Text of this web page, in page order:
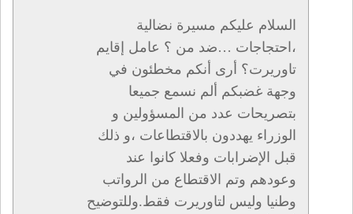
السلام عليكم مسيرة نضالية
،احتجاجات …ضد من ؟ عامل إقايم
تاوريرت؟ أرى أنكم مخطئون في
وجهة غضبكم ألم نسمع جميعا
بتصريحات عدد من المسؤولين و
الوزراء يهددون بالاقتطاعات ،و ذلك
قبل الإضرابات وفعلا كانوا عند
وعودهم وتم الاقتطاع من الرواتب
وطنيا وليس لتاوريرت فقط.وللتوضيح